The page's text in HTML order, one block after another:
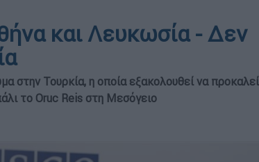
και Λευκωσία - Δεν
στην Τουρκία, η οποία εξακολουθεί να
το Oruc Reis στη Μεσόγειο